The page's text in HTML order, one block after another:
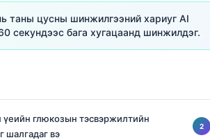
таны цусны шинжилгээний хариуг AI
секундээс бага хугацаанд шинжилдэг.
глюкозын тэсвэржилтийн
шалгадаг вэ